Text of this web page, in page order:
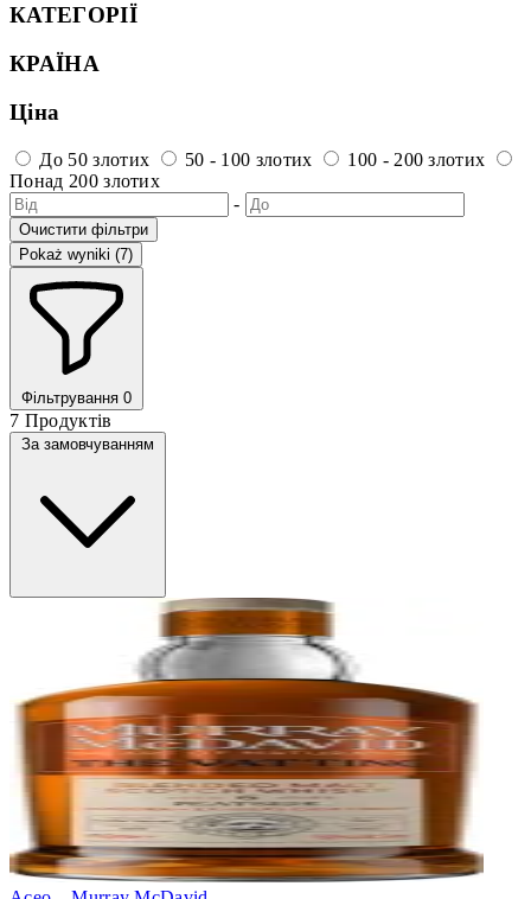
КАТЕГОРІЇ
КРАЇНА
Ціна
До 50 злотих 50 - 100 злотих
100 - 200 злотих
Понад 200 злотих
-
Очистити фільтри
Pokaż wyniki (7)
Фільтрування 0
7 Продуктів
За замовчуванням